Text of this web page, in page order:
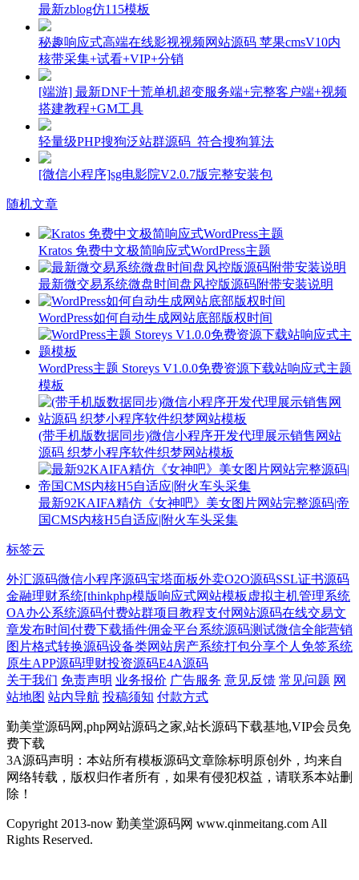
最新zblog仿115模板
秘趣响应式高端在线影视视频网站源码 苹果cmsV10内
核带采集+试看+VIP+分销
[端游] 最新DNF十荒单机超变服务端+完整客户端+视频
搭建教程+GM工具
轻量级PHP搜狗泛站群源码_符合搜狗算法
[微信小程序]sg电影院V2.0.7版完整安装包
随机文章
Kratos 免费中文极简响应式WordPress主题
最新微交易系统微盘时间盘风控版源码附带安装说明
WordPress如何自动生成网站底部版权时间
WordPress主题 Storeys V1.0.0免费资源下载站响应式主题
模板
(带手机版数据同步)微信小程序开发代理展示销售网站
源码 织梦小程序软件织梦网站模板
最新92KAIFA精仿《女神吧》美女图片网站完整源码|帝
国CMS内核H5自适应|附火车头采集
标签云
外汇源码微信小程序源码宝塔面板外卖O2O源码SSL证书源码
金融理财系统[thinkphp模版响应式网站模板 虚拟主机管理系统
OA办公系统源码付费站群项目教程支付网站源码在线交易文
章发布时间付费下载插件佣金平台系统源码测试微信全能营销
图片格式转换源码设备类网站房产系统打包分享个人免签系统
原生APP源码理财投资源码E4A源码
关于我们 免责声明 业务报价 广告服务 意见反馈 常见问题 网
站地图 站内导航 投稿须知 付款方式
勤美堂源码网,php网站源码之家,站长源码下载基地,VIP会员免
费下载
3A源码声明：本站所有模板源码文章除标明原创外，均来自
网络转载，版权归作者所有，如果有侵犯权益，请联系本站删
除！
Copyright 2013-now 勤美堂源码网 www.qinmeitang.com All
Rights Reserved.